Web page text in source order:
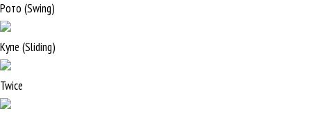
Рото (Swing)
Купе (Sliding)
Twice